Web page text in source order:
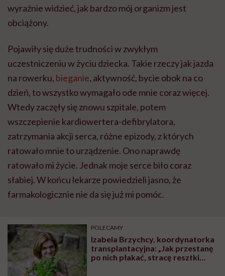
wyraźnie widzieć, jak bardzo mój organizm jest
obciążony.
Pojawiły się duże trudności w zwykłym
uczestniczeniu w życiu dziecka. Takie rzeczy jak jazda
na rowerku, bieganie, aktywność, bycie obok na co
dzień, to wszystko wymagało ode mnie coraz więcej.
Wtedy zaczęły się znowu szpitale, potem
wszczepienie kardiowertera-defibrylatora,
zatrzymania akcji serca, różne epizody, z których
ratowało mnie to urządzenie. Ono naprawdę
ratowało mi życie. Jednak moje serce biło coraz
słabiej. W końcu lekarze powiedzieli jasno, że
farmakologicznie nie da się już mi pomóc.
POLECAMY
Izabela Brzychcy, koordynatorka
transplantacyjna: „Jak przestanę
po nich płakać, stracę resztki